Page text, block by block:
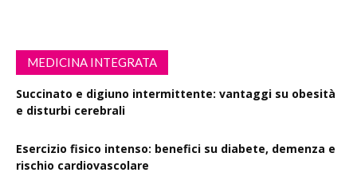
MEDICINA INTEGRATA
Succinato e digiuno intermittente: vantaggi su obesità
e disturbi cerebrali
Esercizio fisico intenso: benefici su diabete, demenza e
rischio cardiovascolare